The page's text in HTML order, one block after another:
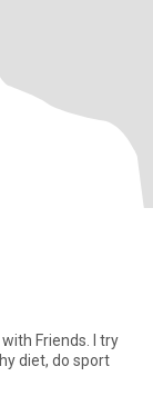
Friends. I try
diet, do sport